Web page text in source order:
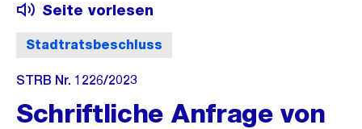
Stadtratsbeschluss
Seite vorlesen
STRB Nr. 1226/2023
Schriftliche Anfrage von